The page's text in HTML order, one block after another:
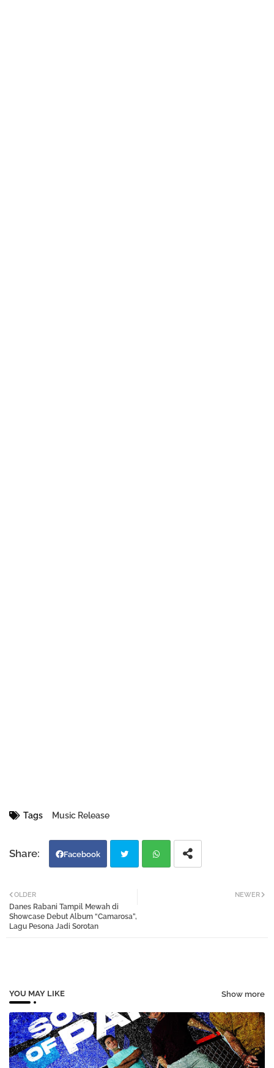
Tags Music Release
Facebook
tter
NEWER
OLDER
Danes Rabani Tampil Mewah di
Showcase Debut Album “Camarosa”,
Lagu Pesona Jadi Sorotan
YOU MAY LIKE Show more